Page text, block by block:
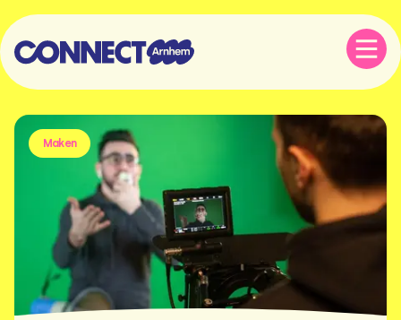
Maken